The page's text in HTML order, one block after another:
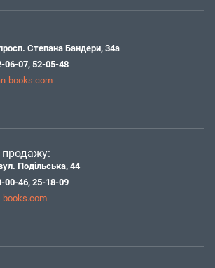
Степана Бандери, 34а
06-07, 52-05-48
books.com
продажу:
Подільська, 44
00-46, 25-18-09
books.com